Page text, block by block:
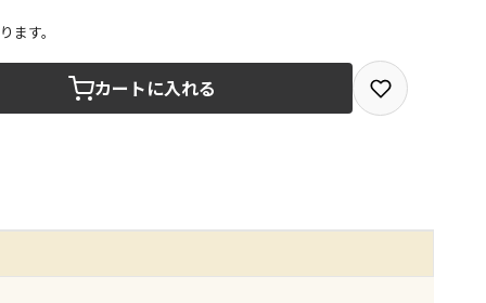
を選択できる商品です
で受取ができる商品です（宅配便でのお届けができませ
品は、全て同じ店舗での受取となります
ます。
カートに入れる